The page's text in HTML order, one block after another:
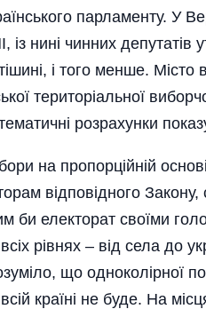
парламенту. У
із нині чинних
і того менше.
територіальної
розрахунки
на пропорційній
відповідного
би електорат своїми
рівнях – від села до
що одноколірної
країні не буде. На